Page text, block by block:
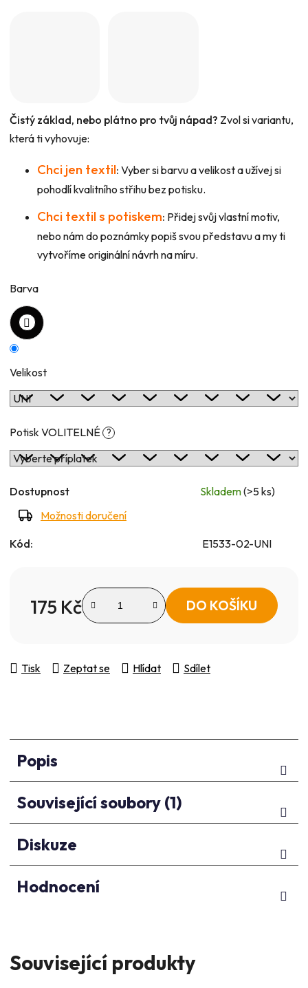
Čistý základ, nebo plátno pro tvůj nápad? Zvol si variantu,
která ti vyhovuje:
Chci jen textil: Vyber si barvu a velikost a užívej si
pohodlí kvalitního střihu bez potisku.
Chci textil s potiskem: Přidej svůj vlastní motiv,
nebo nám do poznámky popiš svou představu a my ti
vytvoříme originální návrh na míru.
Barva
Velikost
Potisk VOLITELNÉ ?
Dostupnost Skladem(>5 ks)
Možnosti doručení
Kód: E1533-02-UNI
175 Kč DO KOŠÍKU
Tisk Zeptat se Hlídat Sdílet
Popis
Související soubory (1)
Diskuze
Hodnocení
Související produkty